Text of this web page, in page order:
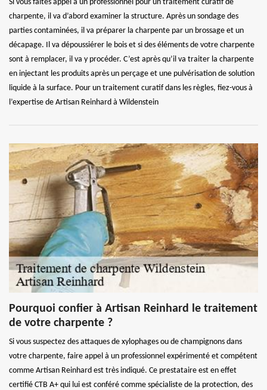
Si vous faites appel à un professionnel pour un traitement curatif de
charpente, il va d’abord examiner la structure. Après un sondage des
parties contaminées, il va préparer la charpente par un brossage et un
décapage. Il va dépoussiérer le bois et si des éléments de votre charpente
sont à remplacer, il va y procéder. C’est après qu’il va traiter la charpente
en injectant les produits après un perçage et une pulvérisation de solution
liquide à la surface. Pour un traitement curatif dans les règles, fiez-vous à
l’expertise de Artisan Reinhard à Wildenstein
Pourquoi confier à Artisan Reinhard le traitement
de votre charpente ?
Si vous suspectez des attaques de xylophages ou de champignons dans
votre charpente, faire appel à un professionnel expérimenté et compétent
comme Artisan Reinhard est très indiqué. Ce prestataire est en effet
certifié CTB A+ qui lui est conféré comme spécialiste de la protection, des